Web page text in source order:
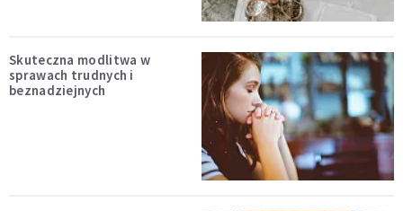
Skuteczna modlitwa w
sprawach trudnych i
beznadziejnych